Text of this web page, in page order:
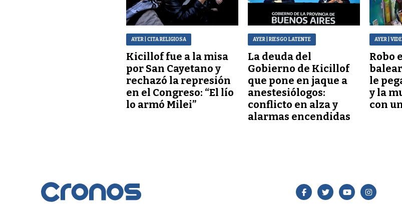
AYER | CITA RELIGIOSA
Kicillof fue a la misa
por San Cayetano y
rechazó la represión
en el Congreso: “El lío
lo armó Milei”
AYER | RIESGO LATENTE
La deuda del
Gobierno de Kicillof
que pone en jaque a
anestesiólogos:
conflicto en alza y
alarmas encendidas
AYER |
Robo
le
y la
con